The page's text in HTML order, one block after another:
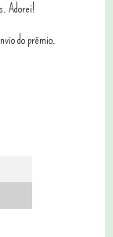
Adorei!
do prêmio.